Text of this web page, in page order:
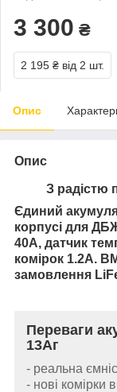
3 300 ₴
2 195 ₴ від 2 шт.
Опис
Опис
З радістю
Єдиний
корпусі для
40А, датчик
комірок 1.2А.
замовлення
Переваги
13Аг
- реальна
- нові комірки